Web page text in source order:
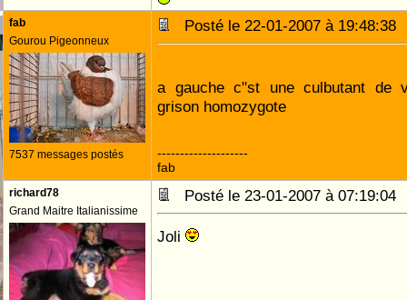
fab
Gourou Pigeonneux
7537 messages postés
Posté le 22-01-2007 à
a gauche c"st une culbutant de
grison homozygote
--------------------
fab
richard78
Grand Maitre Italianissime
Posté le 23-01-2007 à
Joli